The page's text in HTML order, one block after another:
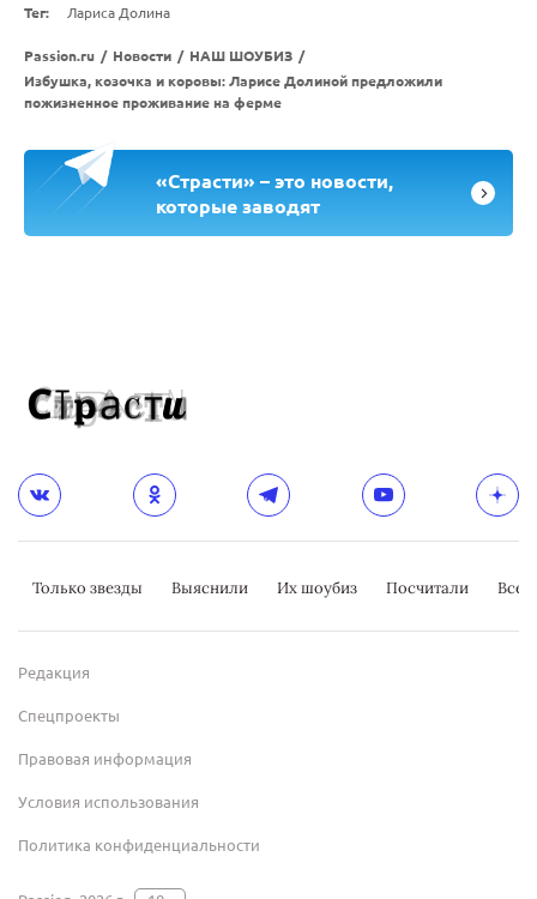
Тег: Лариса Долина
Passion.ru / Новости / НАШ ШОУБИЗ /
Избушка, козочка и коровы: Ларисе Долиной предложили
пожизненное проживание на ферме
«Страсти» – это новости,
которые заводят
Только звезды Выяснили Их шоубиз Посчитали
Редакция
Спецпроекты
Правовая информация
Условия использования
Политика конфиденциальности